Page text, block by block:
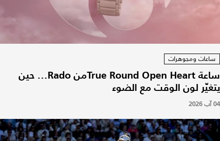
ساعات ومجوهرات
ساعة True Round Open Heartمن Rado... حين
يتغيّر لون الوقت مع الضوء
04 آب 2026